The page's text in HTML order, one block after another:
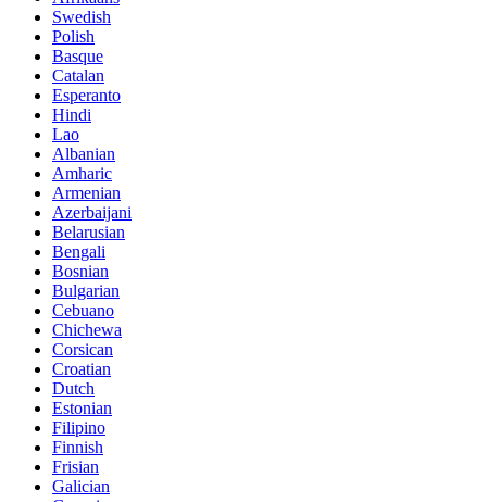
Swedish
Polish
Basque
Catalan
Esperanto
Hindi
Lao
Albanian
Amharic
Armenian
Azerbaijani
Belarusian
Bengali
Bosnian
Bulgarian
Cebuano
Chichewa
Corsican
Croatian
Dutch
Estonian
Filipino
Finnish
Frisian
Galician